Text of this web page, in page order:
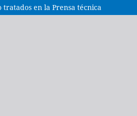
en la Prensa técnica